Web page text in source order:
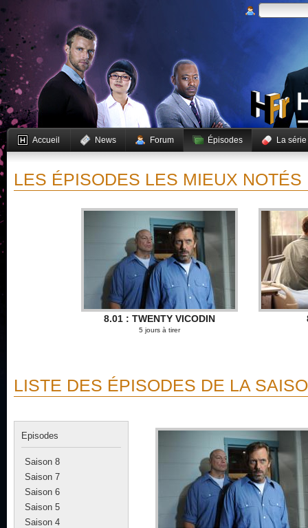
Accueil News Forum Épisodes La série
LES ÉPISODES LES MIEUX
8.01 : TWENTY VICODIN
5 jours à tirer
LISTE DES ÉPISODES DE LA
Episodes
Saison 8
Saison 7
Saison 6
Saison 5
Saison 4